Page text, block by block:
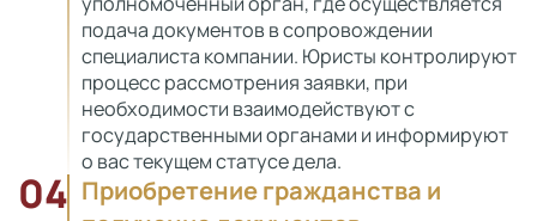
подача документов в сопровождении
специалиста компании. Юристы контролируют
процесс рассмотрения заявки, при
необходимости взаимодействуют с
государственными органами и информируют
о вас текущем статусе дела.
04 Приобретение гражданства и